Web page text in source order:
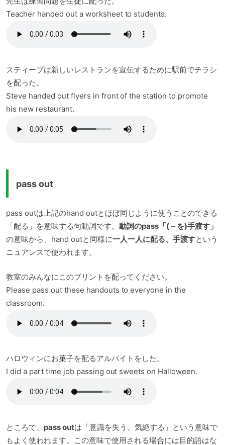
Teacher handed out a worksheet to students.
スティーブは新しいレストランを宣伝するために駅前でチラシ
を配った。
Steve handed out flyers in front of the station to promote
his new restaurant.
pass out
pass outは上記のhand outとほぼ同じように使うことのできる
「配る」を意味する句動詞です。 動詞のpass「(～を)手渡す」
の意味から、hand outと同様に一人一人に配る、手渡すという
ニュアンスで使われます。
教室のみんなにこのプリントを配ってください。
Please pass out these handouts to everyone in the
classroom.
ハロウィンにお菓子を配るアルバイトをした。
I did a part time job passing out sweets on Halloween.
ところで、 pass outは「意識を失う、気絶する」という意味で
もよく使われます。この意味で使用される場合には目的語はな